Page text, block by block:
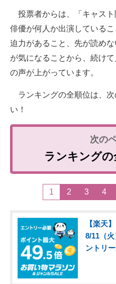
投票者からは、「キャス
俳優が何人か出演している
迫力があること、先が読め
が気になることから、続け
の声が上がっています。
ランキングの全順位は、次
い！
ランキングの
1 2 3 4
【楽天
8/11（
ントリー